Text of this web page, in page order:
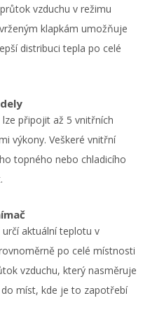
vzduchu v režimu
klapkám umožňuje
distribuci tepla po celé
připojit až 5 vnitřních
výkony. Veškeré vnitřní
topného nebo chladicího
aktuální teplotu v
po celé místnosti
vzduchu, který nasměruje
míst, kde je to zapotřebí